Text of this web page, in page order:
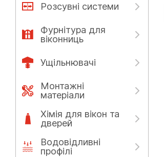
Розсувні системи
Фурнітура для
віконниць
Ущільнювачі
Монтажні
матеріали
Хімія для вікон та
дверей
Водовідливні
профілі